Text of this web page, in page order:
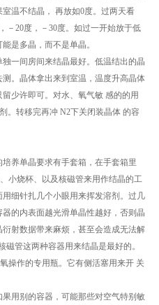
温不结晶， 再放如0度。过两天看
－20度，－30度。如过一开始放于低
是多晶，而不是单晶。
一间房间来结晶最好。低温结出的晶
。晶体拿出来到室温，温度升高晶体
少许即可。对水、氧气敏 感的的用
。转移完再冲 N2下关闭装晶体 的容
养单晶要求有手套箱，在手套箱里
小烧杯、以及核磁管来用作结晶的工
细针扎几个小眼用来挥发溶剂。过几
的内表面越光滑单晶性越好，否则晶
射数据带来麻烦，甚至会造成无法解
磁管这两种容器用来结晶是最好的。
操作的专用瓶。它有侧活塞用来开 关
用别的容器，可能那些对空气特别敏